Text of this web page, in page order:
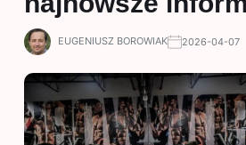
EUGENIUSZ BOROWIAK 2026-04-07